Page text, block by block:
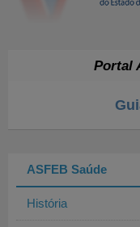
Portal
ASFEB Saúde
História